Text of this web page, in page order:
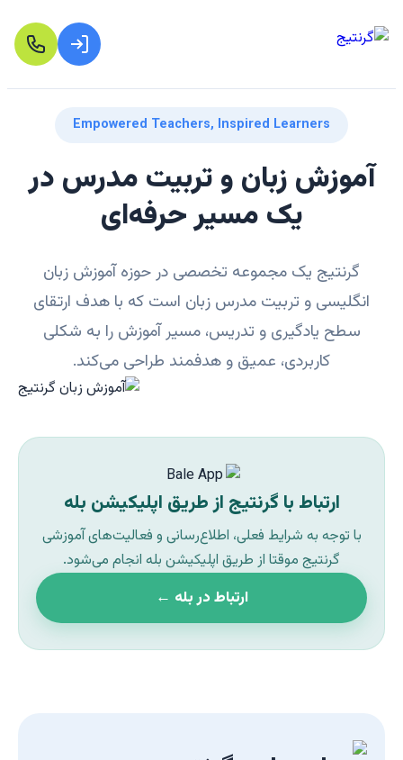
Empowered Teachers, Inspired Learners
آموزش زبان و تربیت مدرس در
یک مسیر حرفه‌ای
گرنتیج یک مجموعه تخصصی در حوزه آموزش زبان
انگلیسی و تربیت مدرس زبان است که با هدف ارتقای
سطح یادگیری و تدریس، مسیر آموزش را به شکلی
کاربردی، عمیق و هدفمند طراحی می‌کند.
ارتباط با گرنتیج از طریق اپلیکیشن بله
با توجه به شرایط فعلی، اطلاع‌رسانی و فعالیت‌های آموزشی
گرنتیج موقتا از طریق اپلیکیشن بله انجام می‌شود.
ارتباط در بله ←